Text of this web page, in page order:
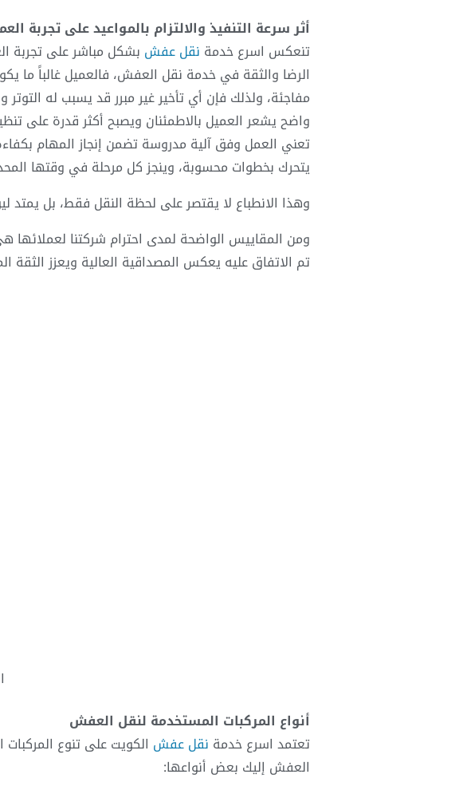
أثر سرعة التنفيذ والالتزام بالمواعيد على تجربة
تنعكس اسرع خدمة نقل عفش بشكل مباشر على تجربة
الرضا والثقة في خدمة نقل العفش، فالعميل غالباً
مفاجئة، ولذلك فإن أي تأخير غير مبرر قد يسبب له
واضح يشعر العميل بالاطمئنان ويصبح أكثر قدرة على
تعني العمل وفق آلية مدروسة تضمن إنجاز المهام
يتحرك بخطوات محسوبة، وينجز كل مرحلة في وقتها
وهذا الانطباع لا يقتصر على لحظة النقل فقط، بل يمتد
ومن المقاييس الواضحة لمدى احترام شركتنا لعملائها
تم الاتفاق عليه يعكس المصداقية العالية ويعزز الثقة
أنواع المركبات المستخدمة لنقل العفش
تعتمد اسرع خدمة نقل عفش الكويت على تنوع
العفش إليك بعض أنواعها: